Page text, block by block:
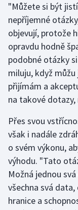
Lezení
Lyže a
Moderní pětiboj
Motorsport
Olympijské hry
Parasport
Plavání
Plážový volejbal
Ragby
"Můžete si být
nepříjemné
objevují, protože
opravdu hodně
podobné otázky
miluju, když
přijímám a
na takové
Přes svou
však i nadále
o svém výkonu,
výhodu. "Tato
Možná jednou
všechna svá
hranice a